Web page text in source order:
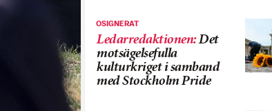
OSIGNERAT
Ledarredaktionen:Det
motsägelsefulla
kulturkriget i samband
med Stockholm Pride